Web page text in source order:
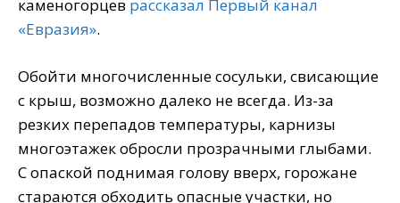
каменогорцев рассказал Первый канал
«Евразия».
Обойти многочисленные сосульки, свисающие
с крыш, возможно далеко не всегда. Из-за
резких перепадов температуры, карнизы
многоэтажек обросли прозрачными глыбами.
С опаской поднимая голову вверх, горожане
стараются обходить опасные участки, но